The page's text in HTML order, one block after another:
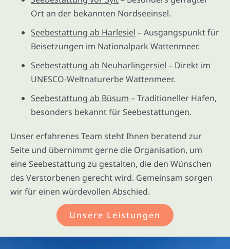
Ort an der bekannten Nordseeinsel.
Seebestattung ab Harlesiel – Ausgangspunkt für
Beisetzungen im Nationalpark Wattenmeer.
Seebestattung ab Neuharlingersiel – Direkt im
UNESCO-Weltnaturerbe Wattenmeer.
Seebestattung ab Büsum – Traditioneller Hafen,
besonders bekannt für Seebestattungen.
Unser erfahrenes Team steht Ihnen beratend zur
Seite und übernimmt gerne die Organisation, um
eine Seebestattung zu gestalten, die den Wünschen
des Verstorbenen gerecht wird. Gemeinsam sorgen
wir für einen würdevollen Abschied.
Unsere Leistungen